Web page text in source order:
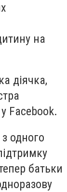
у на
а діячка,
у Facebook.
одного
батьки